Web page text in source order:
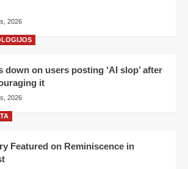
2026
down on users posting ‘AI slop’ after
it
2026
Featured on Reminiscence in